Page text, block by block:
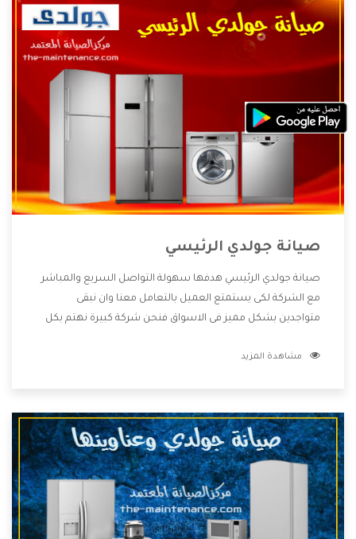
صيانة جولدي الرئيسي
صيانة جولدي الرئيسي هدفها سهولة التواصل السريع والمباشر
مع الشركة لكى يستمتع العميل بالتعامل معنا وان نبقى
متواجدين بشكل مميز فى الاسواق فنحن شركة كبيرة نهتم بكل
الشركة بها والتى تكون منها خدمة الصيانة التى تكون من أهم
الأسعار التى تكون مناسبة لكثير من العملاء
مشاهدة المزيد